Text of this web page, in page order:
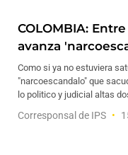
COLOMBIA:
avanza
Como si ya no estuviera
"narcoescandalo" que
lo politico y judicial altas
Corresponsal de IPS